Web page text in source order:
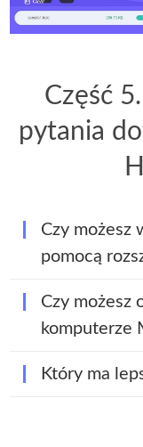
Część
pytania
Czy możesz
pomocą
Czy możesz
komputerze
Który ma